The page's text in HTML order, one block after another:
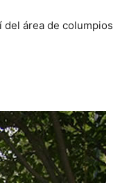
del área de columpios